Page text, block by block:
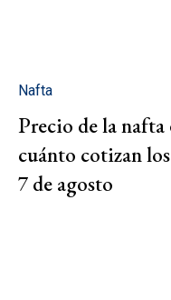
Nafta
Precio de la
cuánto cotizan
7 de agosto